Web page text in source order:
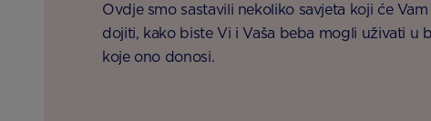
Ovdje smo sastavili nekoliko savjeta koji će
dojiti, kako biste Vi i Vaša beba mogli uživati ​​u
koje ono donosi.